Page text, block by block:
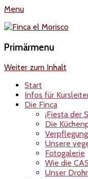
Menu
Finca el Morisco
Primärmenu
Weiter zum Inhalt
Start
Infos für
Die Finca
¡Fiesta der
Die
Verpflegung
Unsere
Fotogalerie
Wie die
Unser